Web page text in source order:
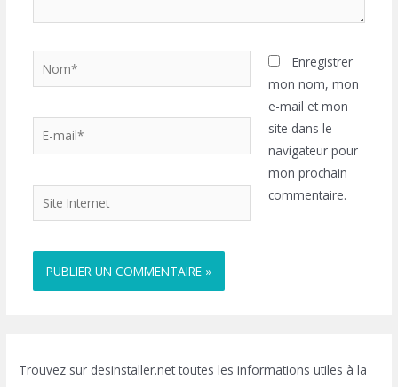
mail*
Internet
Enregistrer
mon nom, mon
e-mail et mon
site dans le
navigateur pour
mon prochain
commentaire.
Trouvez sur desinstaller.net toutes les informations utiles à la